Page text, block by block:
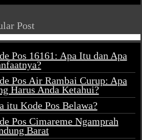
Post
Pos 16161: Apa Itu dan Apa
Pos Air Rambai Curup: Apa
Harus Anda Ketahui?
itu Kode Pos Belawa?
Pos Cimareme Ngamprah
Barat